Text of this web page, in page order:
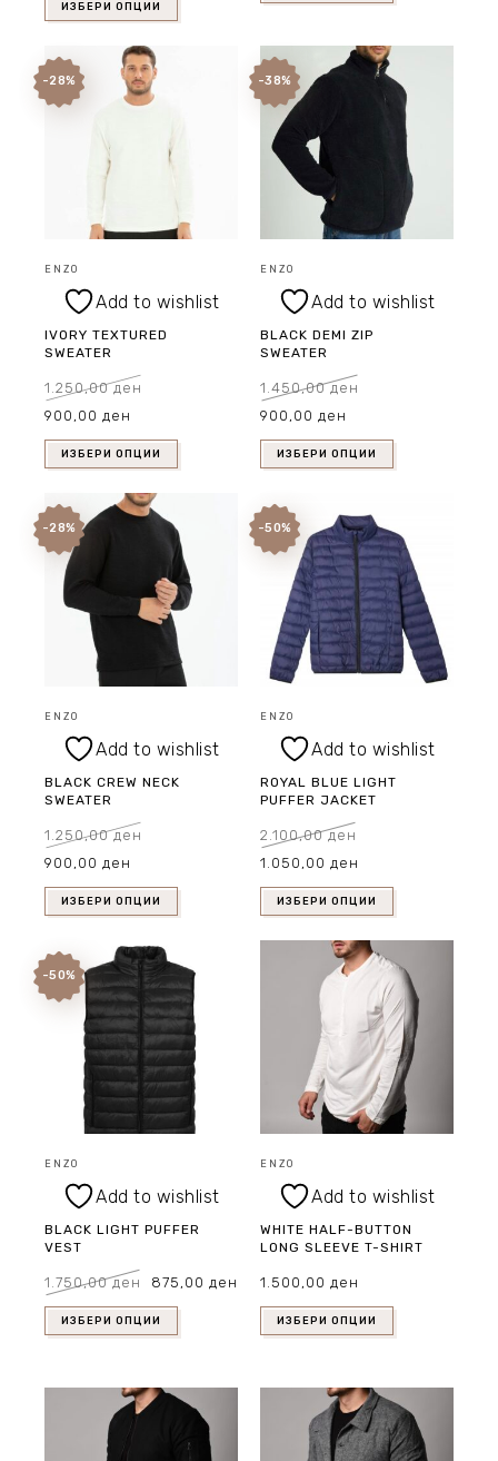
ИЗБЕРИ ОПЦИИ
-28%
ENZO
Add to wishlist
IVORY TEXTURED
SWEATER
1.250,00ден
Original
price
was:
1.250,00 ден.
900,00 ден
900,00 ден.
ИЗБЕРИ ОПЦИИ
-38%
ENZO
Add to wishlist
BLACK DEMI ZIP
SWEATER
1.450,00ден
Original
price
was:
1.450,00 ден.
900,00 ден
900,00 ден.
ИЗБЕРИ ОПЦИИ
-28%
ENZO
Add to wishlist
BLACK CREW NECK
SWEATER
1.250,00ден
Original
price
was:
1.250,00 ден.
900,00 ден
900,00 ден.
ИЗБЕРИ ОПЦИИ
-50%
ENZO
Add to wishlist
ROYAL BLUE LIGHT
PUFFER JACKET
2.100,00ден
Original
price
2.100,00 ден.
1.050,00 ден
1.050,00 ден.
ИЗБЕРИ ОПЦИИ
-50%
ENZO
Add to wishlist
BLACK LIGHT PUFFER
VEST
1.750,00ден price
was:
1.750,00 ден.
875,00 ден price
875,00 ден.
ИЗБЕРИ ОПЦИИ
ENZO
Add to wishlist
WHITE HALF-BUTTON
LONG SLEEVE T-SHIRT
1.500,00 ден
ИЗБЕРИ ОПЦИИ